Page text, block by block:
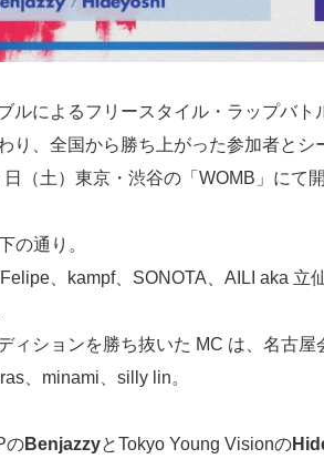
ルによるフリースタイル・ラップバト
り、全国から勝ち上がった参加者と
（土）東京・渋谷の「WOMB」にて開
の通り。
、kampf、SONOTA、AILI aka 立
ィションを勝ち抜いた MC は、名古
、minami、silly lin。
のBenjazzyとTokyo Young Visionの